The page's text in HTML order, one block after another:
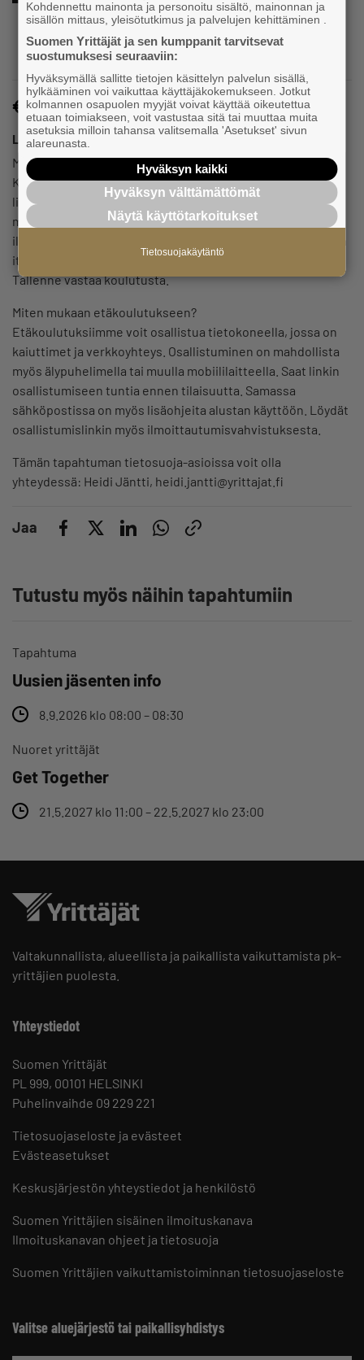
Maksuton
Lisätiedot ja tietosuoja-asiat
Mitä hintaan kuuluu?
Koulutuksen hintaan sisältyvät varsinaisen koulutuksen
lisäksi videotallenne koulutuksesta sekä koulutuksen
materiaali. Tallenne ja materiaali toimitetaan kaikille
ilmoittautuneille, joten vaikka et pääsisikään osallistumaan
itse koulutukseen, saat tallenteen ja materiaalin itsellesi.
Tallenne vastaa koulutusta.
Miten mukaan etäkoulutukseen?
Etäkoulutuksiimme voit osallistua tietokoneella, jossa on
kaiuttimet ja verkkoyhteys. Osallistuminen on mahdollista
myös älypuhelimella tai muulla mobiililaitteella. Saat linkin
osallistumiseen tuntia ennen tilaisuutta. Samassa
sähköpostissa on myös lisäohjeita alustan käyttöön. Löydät
osallistumislinkin myös ilmoittautumisvahvistuksesta.
Tämän tapahtuman tietosuoja-asioissa voit olla
yhteydessä: Heidi Jäntti, heidi.jantti@yrittajat.fi
Jaa
Tutustu myös näihin tapahtumiin
Tapahtuma
Uusien jäsenten info
8.9.2026 klo 08:00 – 08:30
Nuoret yrittäjät
Get Together
21.5.2027 klo 11:00 – 22.5.2027 klo 23:00
Valtakunnallista, alueellista ja paikallista vaikuttamista pk-
yrittäjien puolesta.
Yhteystiedot
Suomen Yrittäjät
PL 999, 00101 HELSINKI
Puhelinvaihde 09 229 221
Tietosuojaseloste ja evästeet
Evästeasetukset
Keskusjärjestön yhteystiedot ja henkilöstö
Suomen Yrittäjien sisäinen ilmoituskanava
Ilmoituskanavan ohjeet ja tietosuoja
Suomen Yrittäjien vaikuttamistoiminnan tietosuojaseloste
Valitse aluejärjestö tai paikallisyhdistys
Kohdennettu mainonta ja personoitu sisältö, mainonnan ja
sisällön mittaus, yleisötutkimus ja palvelujen kehittäminen .
Suomen Yrittäjät ja sen kumppanit tarvitsevat
suostumuksesi seuraaviin:
Hyväksymällä sallitte tietojen käsittelyn palvelun sisällä,
hylkääminen voi vaikuttaa käyttäjäkokemukseen. Jotkut
kolmannen osapuolen myyjät voivat käyttää oikeutettua
etuaan toimiakseen, voit vastustaa sitä tai muuttaa muita
asetuksia milloin tahansa valitsemalla 'Asetukset' sivun
alareunasta.
Hyväksyn kaikki
Hyväksyn välttämättömät
Näytä käyttötarkoitukset
Tietosuojakäytäntö